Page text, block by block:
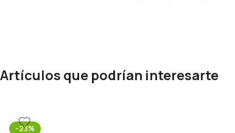
Artículos que podrían interesarte
-23%